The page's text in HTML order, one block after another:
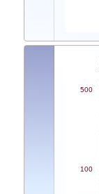
100
500